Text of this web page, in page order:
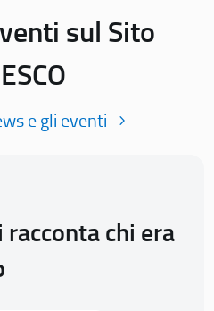
sul Sito
e gli eventi
racconta chi era